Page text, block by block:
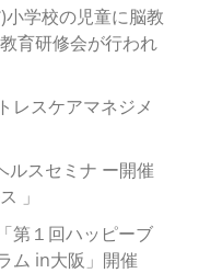
学校の児童に脳教
育研修会が行われ
レスケアマネジメ
ルスセミナ ー開催
」
第１回ハッピーブ
ム in大阪」開催